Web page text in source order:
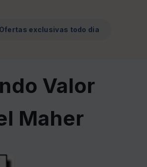
Ofertas exclusivas todo dia
Valor
Maher